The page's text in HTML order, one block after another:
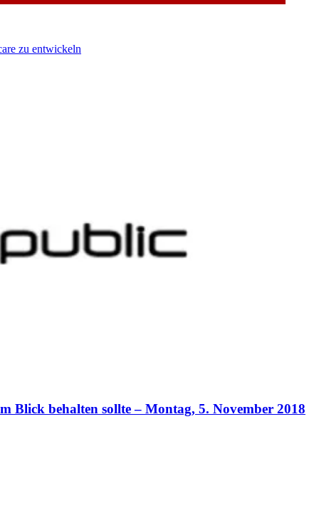
zu entwickeln
Blick behalten sollte – Montag, 5. November 2018